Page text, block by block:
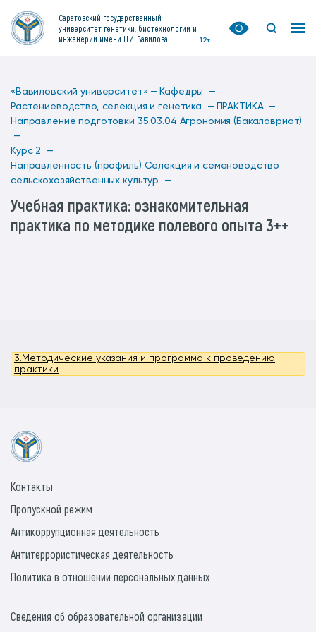
Саратовский государственный
университет генетики, биотехнологии и
инженерии имени Н.И. Вавилова
12+
«Вавиловский университет» — Кафедры —
Растениеводство, селекция и генетика — ПРАКТИКА —
Направление подготовки 35.03.04 Агрономия (Бакалавриат)
—
Курс 2 —
Направленность (профиль) Селекция и семеноводство
сельскохозяйственных культур —
Учебная практика: ознакомительная
практика по методике полевого опыта 3++
3.Методические указания и программа к проведению
практики
Контакты
Пропускной режим
Антикоррупционная деятельность
Антитеррористическая деятельность
Политика в отношении персональных данных
Сведения об образовательной организации